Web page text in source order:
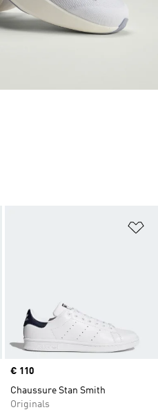
à la Liste de produits
Prix
€ 110
Chaussure Stan Smith
Originals